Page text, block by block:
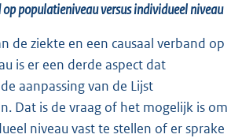
op populatieniveau versus individueel niveau
de ziekte en een causaal verband op
is er een derde aspect dat
aanpassing van de Lijst
Dat is de vraag of het mogelijk is om
niveau vast te stellen of er sprake